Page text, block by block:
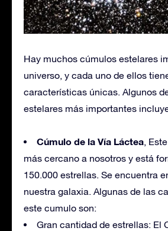
Hay muchos cúmulos estelares
universo, y cada uno de ellos
características únicas. Algunos
estelares más importantes
Cúmulo de la Vía Láctea,
más cercano a nosotros y está
150.000 estrellas. Se encuentra
nuestra galaxia. Algunas de las
este cumulo son:
Gran cantidad de estrellas: El